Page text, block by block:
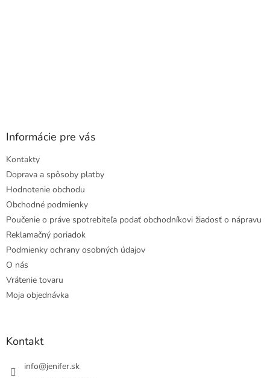
Informácie pre vás
Kontakty
Doprava a spôsoby platby
Hodnotenie obchodu
Obchodné podmienky
Poučenie o práve spotrebiteľa podať obchodníkovi žiadosť o nápravu
Reklamačný poriadok
Podmienky ochrany osobných údajov
O nás
Vrátenie tovaru
Moja objednávka
Kontakt
info@jenifer.sk